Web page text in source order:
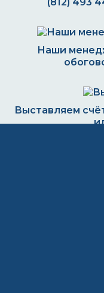
Наши
Выставляем
Формируем
Фасадные и